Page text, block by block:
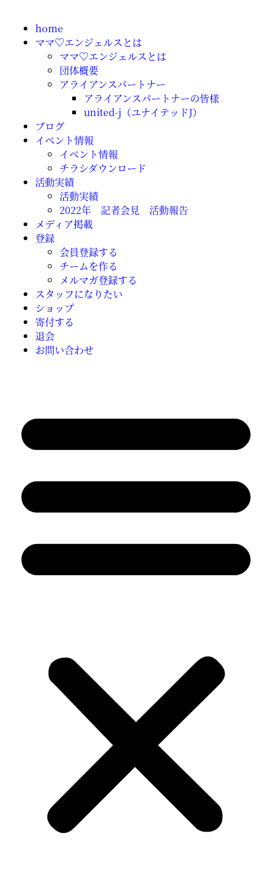
home
ママ♡エンジェルスとは
ママ♡エンジェルスとは
団体概要
アライアンスパートナー
アライアンスパートナーの皆様
united-j（ユナイテッドJ）
ブログ
イベント情報
イベント情報
チラシダウンロード
活動実績
活動実績
2022年 記者会見 活動報告
メディア掲載
登録
会員登録する
チームを作る
メルマガ登録する
スタッフになりたい
ショップ
寄付する
退会
お問い合わせ